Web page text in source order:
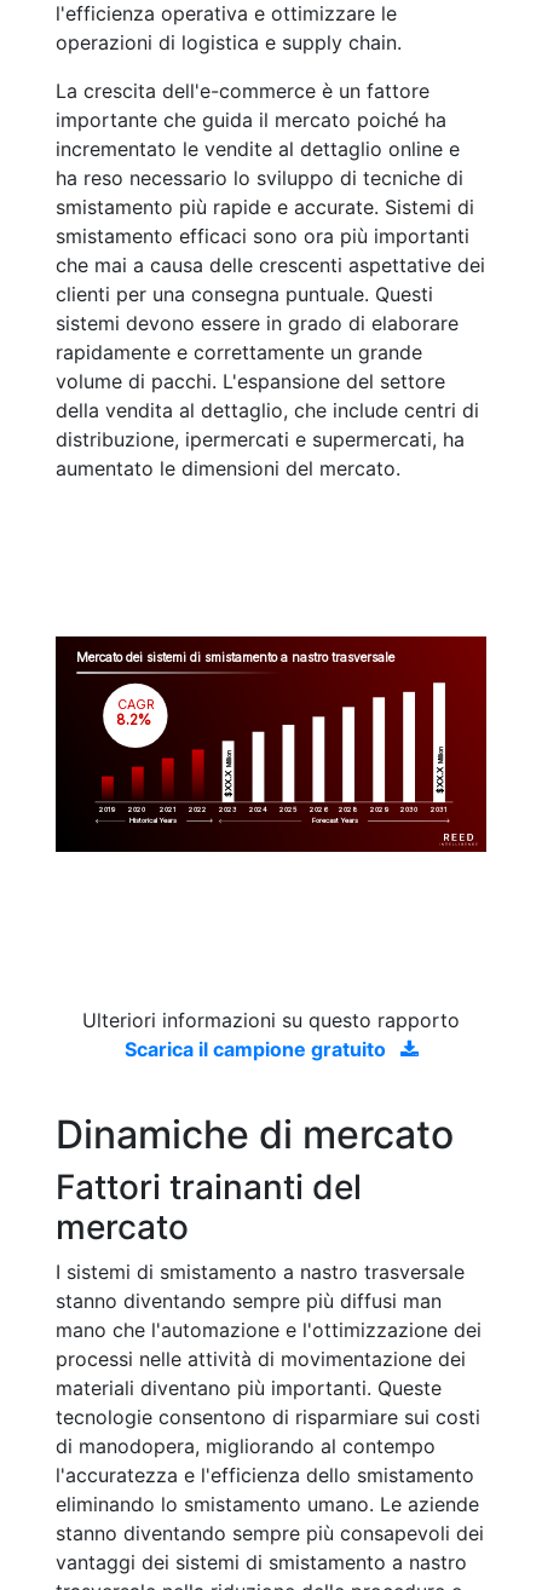
l'efficienza operativa e ottimizzare le
operazioni di logistica e supply chain.
La crescita dell'e-commerce è un fattore
importante che guida il mercato poiché ha
incrementato le vendite al dettaglio online e
ha reso necessario lo sviluppo di tecniche di
smistamento più rapide e accurate. Sistemi di
smistamento efficaci sono ora più importanti
che mai a causa delle crescenti aspettative dei
clienti per una consegna puntuale. Questi
sistemi devono essere in grado di elaborare
rapidamente e correttamente un grande
volume di pacchi. L'espansione del settore
della vendita al dettaglio, che include centri di
distribuzione, ipermercati e supermercati, ha
aumentato le dimensioni del mercato.
Mercato dei sistemi di smistamento a nastro trasversale
2019 2020 2021 2022 2023 2024 2025 2026 2028 2029 2030 2031
$XX.X
Million
$XX.X
Million
CAGR
8.2%
Historical Years Forecast Years
Ulteriori informazioni su questo rapporto
Scarica il campione gratuito
Dinamiche di mercato
Fattori trainanti del
mercato
I sistemi di smistamento a nastro trasversale
stanno diventando sempre più diffusi man
mano che l'automazione e l'ottimizzazione dei
processi nelle attività di movimentazione dei
materiali diventano più importanti. Queste
tecnologie consentono di risparmiare sui costi
di manodopera, migliorando al contempo
l'accuratezza e l'efficienza dello smistamento
eliminando lo smistamento umano. Le aziende
stanno diventando sempre più consapevoli dei
vantaggi dei sistemi di smistamento a nastro